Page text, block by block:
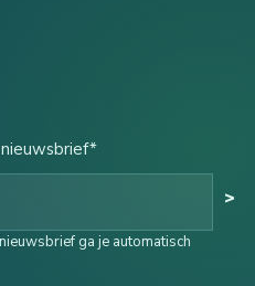
>
ga je automatisch